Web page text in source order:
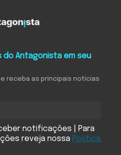
Antagonista em seu
receba as principais notícias
notificações | Para
reveja nossa Política